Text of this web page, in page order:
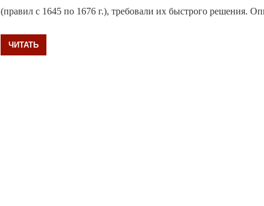
(правил с 1645 по 1676 г.), требовали их быстрого решения.
ЧИТАТЬ